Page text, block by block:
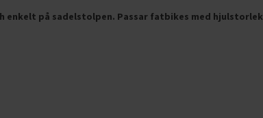
enkelt på sadelstolpen. Passar fatbikes med hjulstorlek